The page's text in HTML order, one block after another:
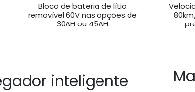
Bloco de bateria de lítio
removível 60V nas opções de
30AH ou 45AH
inteligente